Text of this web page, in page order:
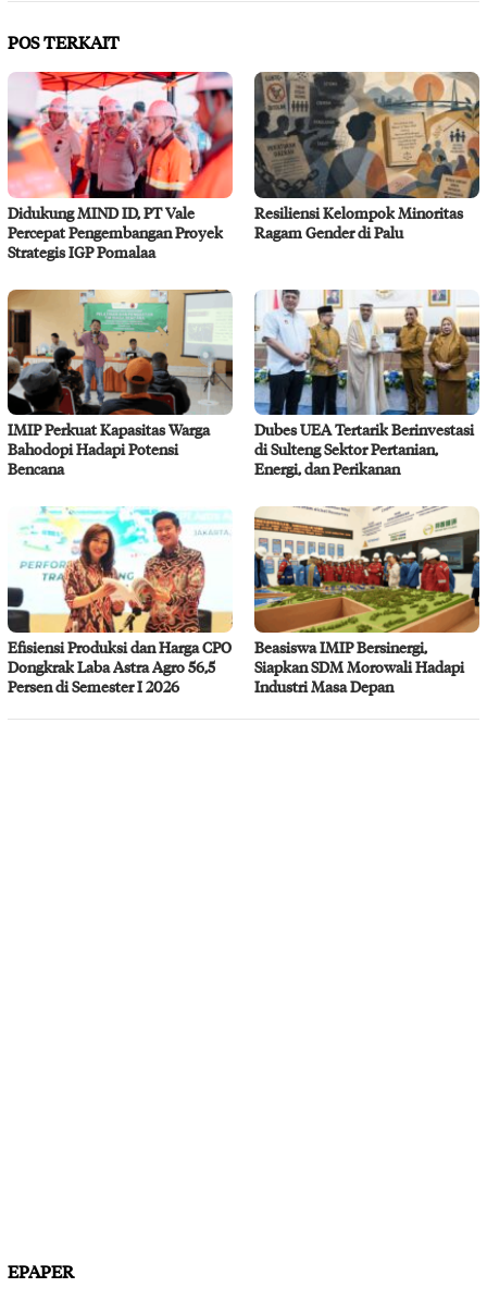
POS TERKAIT
Didukung MIND ID, PT Vale
Percepat Pengembangan Proyek
Strategis IGP Pomalaa
Resiliensi Kelompok Minoritas
Ragam Gender di Palu
IMIP Perkuat Kapasitas Warga
Bahodopi Hadapi Potensi
Bencana
Dubes UEA Tertarik Berinvestasi
di Sulteng Sektor Pertanian,
Energi, dan Perikanan
Efisiensi Produksi dan Harga CPO
Dongkrak Laba Astra Agro 56,5
Persen di Semester I 2026
Beasiswa IMIP Bersinergi,
Siapkan SDM Morowali Hadapi
Industri Masa Depan
EPAPER